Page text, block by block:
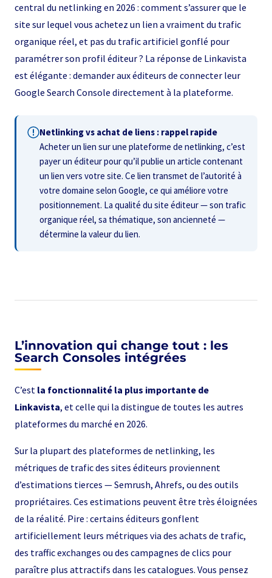
central du netlinking en 2026 : comment s’assurer que le
site sur lequel vous achetez un lien a vraiment du trafic
organique réel, et pas du trafic artificiel gonflé pour
paramétrer son profil éditeur ? La réponse de Linkavista
est élégante : demander aux éditeurs de connecter leur
Google Search Console directement à la plateforme.
Netlinking vs achat de liens : rappel rapide
Acheter un lien sur une plateforme de netlinking, c’est
payer un éditeur pour qu’il publie un article contenant
un lien vers votre site. Ce lien transmet de l’autorité à
votre domaine selon Google, ce qui améliore votre
positionnement. La qualité du site éditeur — son trafic
organique réel, sa thématique, son ancienneté —
détermine la valeur du lien.
L’innovation qui change tout : les
Search Consoles intégrées
C’est la fonctionnalité la plus importante de
Linkavista, et celle qui la distingue de toutes les autres
plateformes du marché en 2026.
Sur la plupart des plateformes de netlinking, les
métriques de trafic des sites éditeurs proviennent
d’estimations tierces — Semrush, Ahrefs, ou des outils
propriétaires. Ces estimations peuvent être très éloignées
de la réalité. Pire : certains éditeurs gonflent
artificiellement leurs métriques via des achats de trafic,
des traffic exchanges ou des campagnes de clics pour
paraître plus attractifs dans les catalogues. Vous pensez